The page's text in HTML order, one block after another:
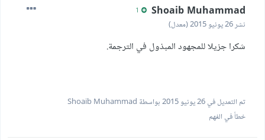
Shoaib Muhammad
نشر26 يونيو 2015 (معدل)
شكرا جزيلا للمجهود المبذول في الترجمة.
تم التعديل في26 يونيو 2015
بواسطة Shoaib Muhammad
خطأ في الفهم